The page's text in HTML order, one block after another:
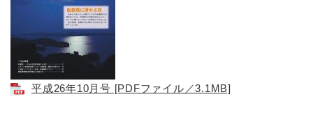
平成26年10月号 [PDFファイル／3.1MB]